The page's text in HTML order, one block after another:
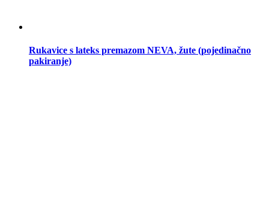
Rukavice s lateks premazom NEVA, žute (pojedinačno
pakiranje)